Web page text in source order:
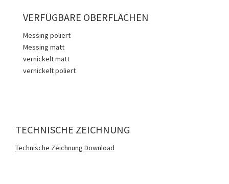
VERFÜGBARE OBERFLÄCHEN
Messing poliert
Messing matt
vernickelt matt
vernickelt poliert
TECHNISCHE ZEICHNUNG
Technische Zeichnung Download